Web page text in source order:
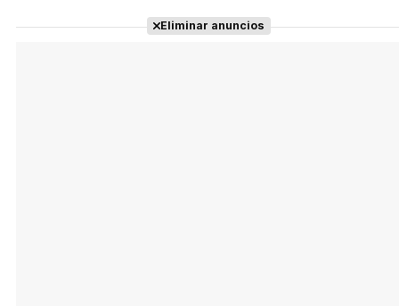
Eliminar anuncios